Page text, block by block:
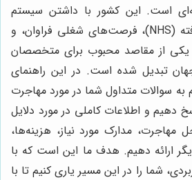
است. این کشور با داشتن سیستم
بهداشت و درمان پیشرفته (NHS)، فرصت‌های شغلی فراوان، و
یکی از مقاصد محبوب برای متخصصان
تبدیل شده است. در این راهنمای
به سوالات متداول شما در مورد مهاجرت
دهیم و اطلاعات کاملی در مورد دلایل
مهاجرت، مدارک مورد نیاز، هزینه‌ها،
ارائه دهیم. هدف ما این است که با
شما را در این مسیر یاری کنیم تا با